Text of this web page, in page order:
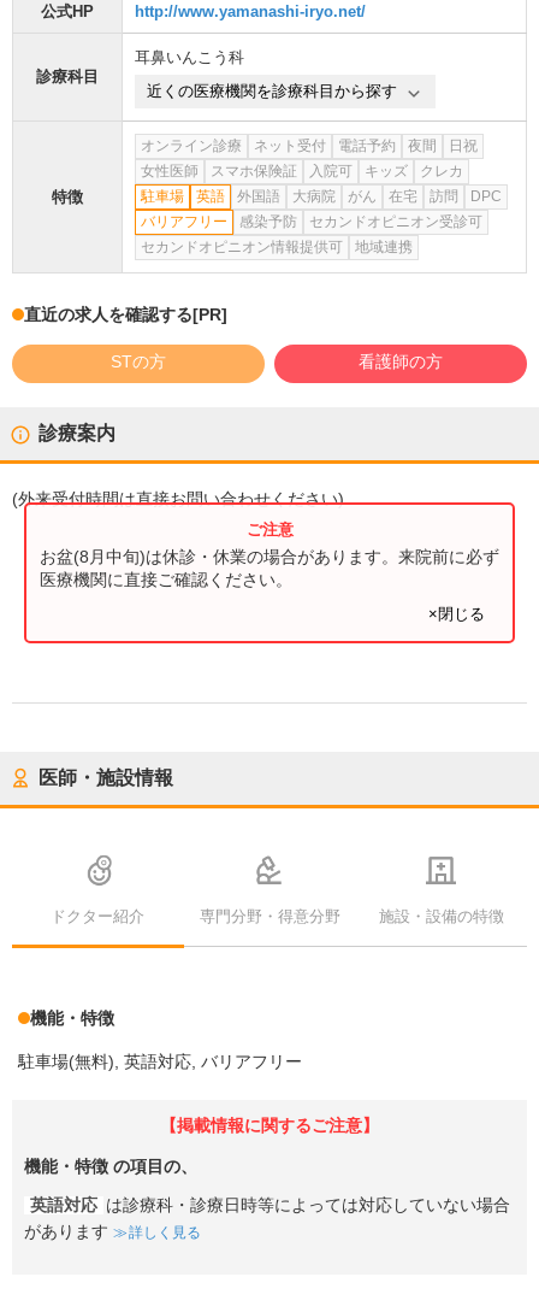
公式HP http://www.yamanashi-iryo.net/
診療科目
耳鼻いんこう科
近くの医療機関を診療科目から探す
特徴
オンライン診療 ネット受付 電話予約 夜間
日祝
女性医師
スマホ保険証 入院可 キッズ
クレカ
駐車場
英語 外国語 大病院 がん 在宅 訪問
DPC
バリアフリー
感染予防
セカンドオピニオン受診可
セカンドオピニオン情報提供可
地域連携
直近の求人を確認する[PR]
STの方 看護師の方
診療案内
(外来受付時間は直接お問い合わせください)
お盆(8月中旬)は休診・休業の場合があります。来院前に必ず
医療機関に直接ご確認ください。
×閉じる
医師・施設情報
ドクター紹介 専門分野・得意分野 施設・設備の特徴
機能・特徴
駐車場(無料) 英語対応 バリアフリー
【掲載情報に関するご注意】
機能・特徴 の項目の、
英語対応 は診療科・診療日時等によっては対応していない場合
があります
詳しく見る